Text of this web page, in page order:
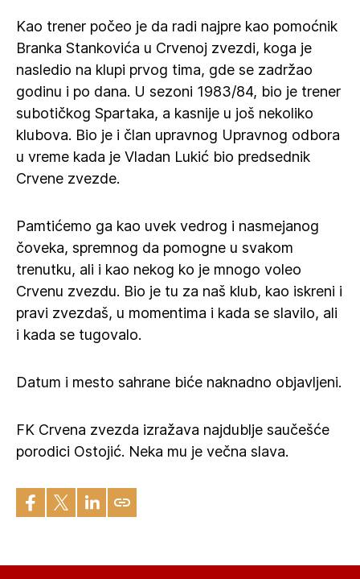
Kao trener počeo je da radi najpre kao pomoćnik
Branka Stankovića u Crvenoj zvezdi, koga je
nasledio na klupi prvog tima, gde se zadržao
godinu i po dana. U sezoni 1983/84, bio je trener
subotičkog Spartaka, a kasnije u još nekoliko
klubova. Bio je i član upravnog Upravnog odbora
u vreme kada je Vladan Lukić bio predsednik
Crvene zvezde.
Pamtićemo ga kao uvek vedrog i nasmejanog
čoveka, spremnog da pomogne u svakom
trenutku, ali i kao nekog ko je mnogo voleo
Crvenu zvezdu. Bio je tu za naš klub, kao iskreni i
pravi zvezdaš, u momentima i kada se slavilo, ali
i kada se tugovalo.
Datum i mesto sahrane biće naknadno objavljeni.
FK Crvena zvezda izražava najdublje saučešće
porodici Ostojić. Neka mu je večna slava.